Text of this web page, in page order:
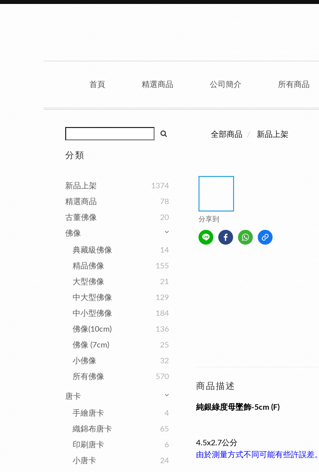
首頁 精選商品 公司簡介 所有商品
分類
新品上架
1374
精選商品
78
古董佛像
20
佛像
典藏級佛像
14
精品佛像
155
大型佛像
21
中大型佛像
129
中小型佛像
184
佛像(10cm)
136
佛像 (7cm)
25
小佛像
32
所有佛像
570
唐卡
手繪唐卡
4
織錦布唐卡
65
印刷唐卡
6
小唐卡
24
全部商品 新品上架
分享到
商品描述
純銀綠度母墜飾-5cm (F)
4.5x2.7公分
由於測量方式不同可能有些許誤差。